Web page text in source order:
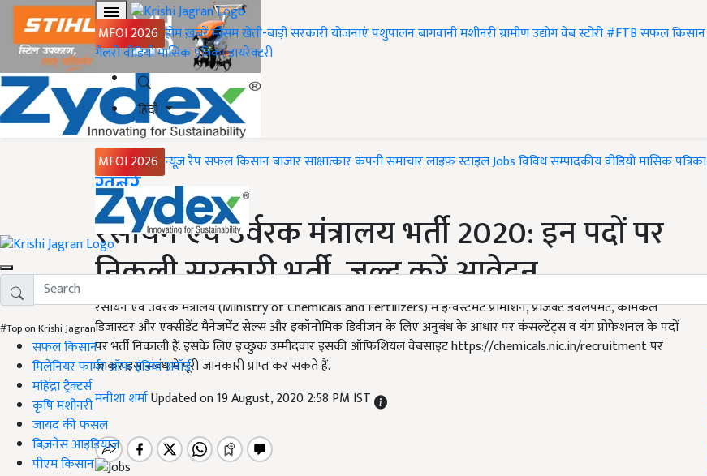
MFOI 2026 होमख़बरेंमौसमखेती-बाड़ीसरकारी योजनाएंपशुपालनबागवानीमशीनरीग्रामीण उद्योगवेब स्टोरी#FTBसफल किसान
गैलरीवीडियोमासिक पत्रिकाडायरेक्टरी
हिंदी
MFOI 2026 न्यूज़ रैपसफल किसानबाजारसाक्षात्कारकंपनी समाचारलाइफ स्टाइलJobsविविधसम्पादकीयवीडियोमासिक पत्रिका
#Top on Krishi Jagran
सफल किसान
मिलेनियर फार्मर ऑफ इंडिया अवॉर्ड
महिंद्रा ट्रैक्टर्स
कृषि मशीनरी
जायद की फसल
बिज़नेस आइडियाज
पीएम किसान
Home
ख़बरें
रसायन एवं उर्वरक मंत्रालय भर्ती 2020: इन पदों पर
निकली सरकारी भर्ती, जल्द करें आवेदन
रसायन एवं उर्वरक मंत्रालय (Ministry of Chemicals and Fertilizers) में इन्वेस्टमेंट प्रोमोशन, प्रोजेक्ट डेवलपमेंट, केमिकल
डिजास्टर और एक्सीडेंट मैनेजमेंट सेल्स और इकॉनोमिक डिवीजन के लिए अनुबंध के आधार पर कंसल्टेंट्स व यंग प्रोफेशनल के पदों
पर भर्ती निकाली हैं. इसके लिए इच्छुक उम्मीदवार इसकी ऑफिशियल वेबसाइट https://chemicals.nic.in/recruitment पर
जाकर इस संबंध में पूरी जानकारी प्राप्त कर सकते हैं.
मनीशा शर्माUpdated on 19 August, 2020 2:58 PM IST